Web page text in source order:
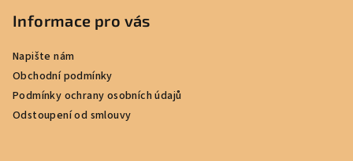
Informace pro vás
Napište nám
Obchodní podmínky
Podmínky ochrany osobních údajů
Odstoupení od smlouvy